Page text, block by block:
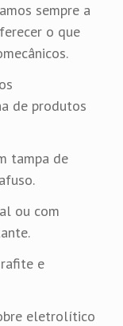
sempre a
o que
de produtos
tampa de
ou com
e
eletrolítico